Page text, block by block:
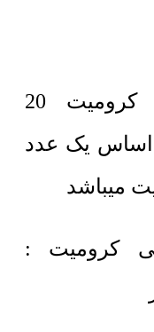
قیمت فوم سقفی کرومیت 20
بر اساس یک عدد
میباشد
کرومیت :